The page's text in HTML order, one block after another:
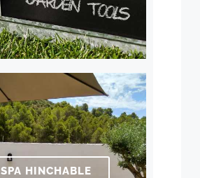
SPA HINCHABLE